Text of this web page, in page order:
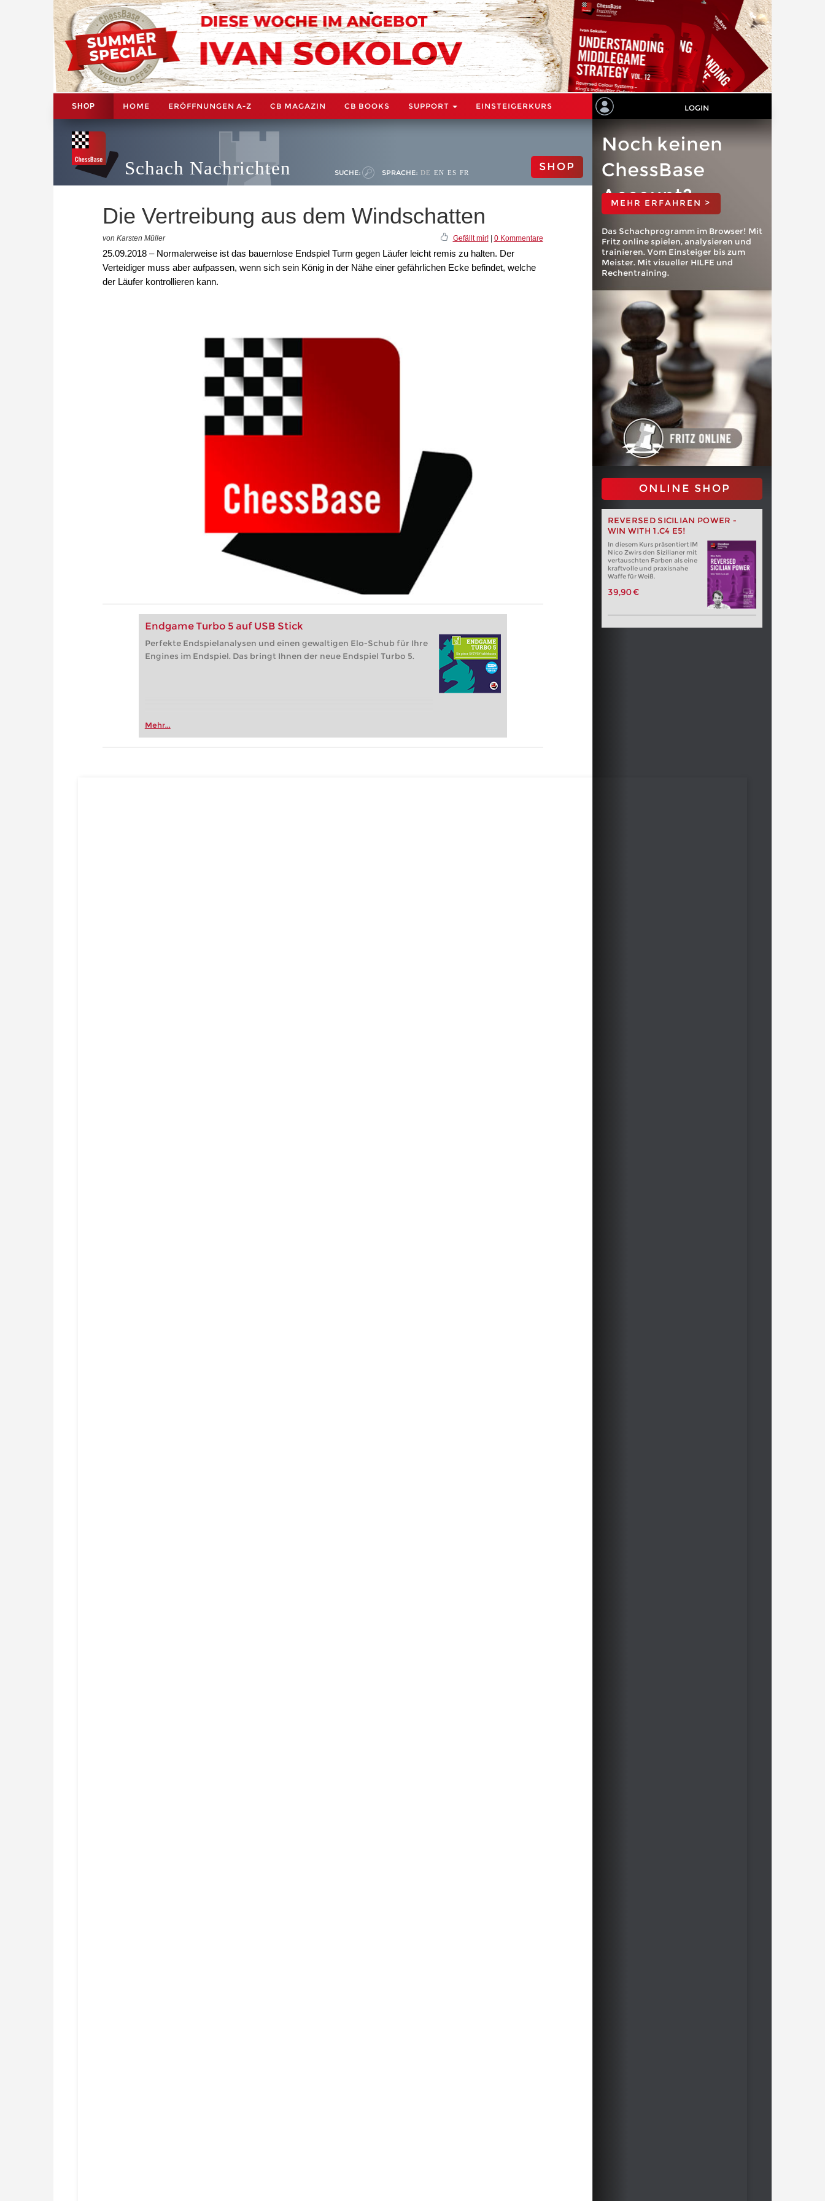
SHOP HOME ERÖFFNUNGEN A-Z CB MAGAZIN CB BOOKS SUPPORT EINSTEIGERKURS LOGIN
Schach Nachrichten SUCHE: SPRACHE: DE EN ES FR SHOP
Die Vertreibung aus dem Windschatten
von Karsten Müller Gefällt mir!| 0 Kommentare
25.09.2018 – Normalerweise ist das bauernlose Endspiel Turm gegen Läufer leicht remis zu halten. Der
Verteidiger muss aber aufpassen, wenn sich sein König in der Nähe einer gefährlichen Ecke befindet, welche
der Läufer kontrollieren kann.
Endgame Turbo 5 auf USB Stick
Perfekte Endspielanalysen und einen gewaltigen Elo-Schub für Ihre
Engines im Endspiel. Das bringt Ihnen der neue Endspiel Turbo 5.
Mehr...
Noch keinen
ChessBase
Account?
MEHR ERFAHREN >
Das Schachprogramm im Browser! Mit
Fritz online spielen, analysieren und
trainieren. Vom Einsteiger bis zum
Meister. Mit visueller HILFE und
Rechentraining.
ONLINE SHOP
REVERSED SICILIAN POWER -
WIN WITH 1.C4 E5!
In diesem Kurs präsentiert IM
Nico Zwirs den Sizilianer mit
vertauschten Farben als eine
kraftvolle und praxisnahe
Waffe für Weiß.
39,90 €